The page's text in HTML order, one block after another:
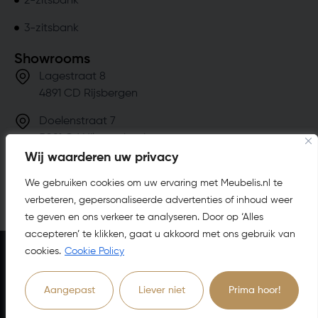
Wij waarderen uw privacy
We gebruiken cookies om uw ervaring met Meubelis.nl te
verbeteren, gepersonaliseerde advertenties of inhoud weer
te geven en ons verkeer te analyseren. Door op ‘Alles
accepteren’ te klikken, gaat u akkoord met ons gebruik van
cookies. Cookie Policy
Aangepast Liever niet Prima hoor!
3-zitsbank
Showrooms
Lagestraat 8
4891 CD Rijsbergen
Doelenstraat 7
info@meubelis.nl
(076) 201 49 19
Algemene voorwaarden
Privacy verklaring
4.8 Beoordelingen